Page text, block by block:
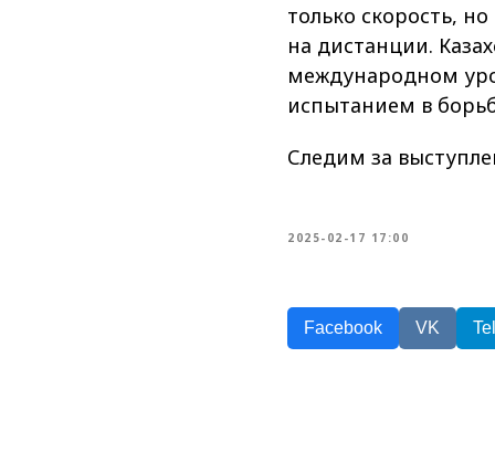
только скорость,
на дистанции.
международном
испытанием в
Следим за
2025-02-17 17:00
Facebook VK